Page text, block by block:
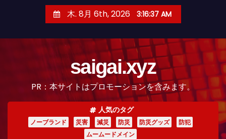
木. 8月 6th, 2026 3:16:39 AM
saigai.xyz
PR：本サイトはプロモーションを含みます。
人気のタグ
ノーブランド 災害 減災 防災 防災グッズ
防犯
ムームードメイン